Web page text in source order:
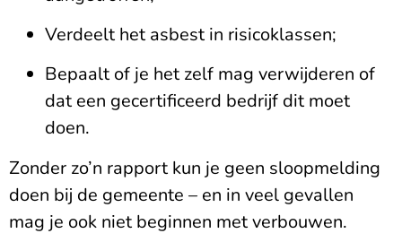
Verdeelt het asbest in risicoklassen;
Bepaalt of je het zelf mag verwijderen of
dat een gecertificeerd bedrijf dit moet
doen.
Zonder zo’n rapport kun je geen sloopmelding
doen bij de gemeente – en in veel gevallen
mag je ook niet beginnen met verbouwen.